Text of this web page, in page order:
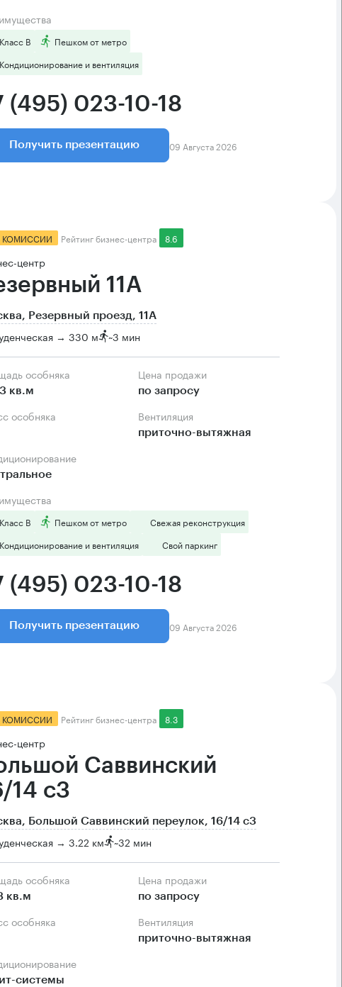
Класс B
Пешком от метро
Кондиционирование и вентиляция
(495) 023-10-18
Получить презентацию 09 Августа 2026
КОМИССИИ Рейтинг бизнес-центра 8.6
центр
11А
Резервный проезд, 11А
→ 330 м ~3 мин
особняка
кв.м
Цена продажи
по запросу
особняка Вентиляция
приточно-вытяжная
Класс B Пешком от метро
Свежая реконструкция
Кондиционирование и вентиляция
Свой паркинг
(495) 023-10-18
Получить презентацию 09 Августа 2026
КОМИССИИ Рейтинг бизнес-центра 8.3
центр
Саввинский
14 с3
Большой Саввинский переулок, 16/14 с3
→ 3.22 км ~32 мин
особняка
кв.м
Цена продажи
по запросу
особняка Вентиляция
приточно-вытяжная
системы